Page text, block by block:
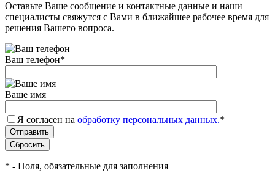
Оставьте Ваше сообщение и контактные данные и наши
специалисты свяжутся с Вами в ближайшее рабочее время для
решения Вашего вопроса.
Ваш телефон*
Ваше имя
Я согласен на обработку персональных данных.*
* - Поля, обязательные для заполнения